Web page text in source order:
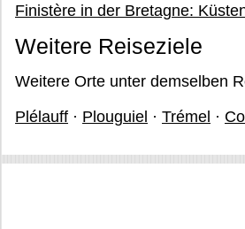
Finistère in der Bretagne:
Weitere Reiseziele
Weitere Orte unter demselben
Plélauff · Plouguiel · Trémel ·